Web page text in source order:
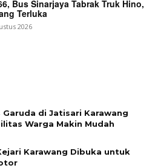
Bus Sinarjaya Tabrak Truk Hino,
Terluka
2026
di Jatisari Karawang
Warga Makin Mudah
Karawang Dibuka untuk